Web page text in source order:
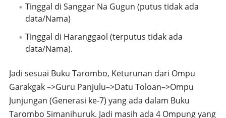
Tinggal di Sanggar Na Gugun (putus tidak ada
data/Nama)
Tinggal di Haranggaol (terputus tidak ada
data/Nama).
Jadi sesuai Buku Tarombo, Keturunan dari Ompu
Garakgak –>Guru Panjulu–>Datu Toloan–>Ompu
Junjungan (Generasi ke-7) yang ada dalam Buku
Tarombo Simanihuruk. Jadi masih ada 4 Ompung yang